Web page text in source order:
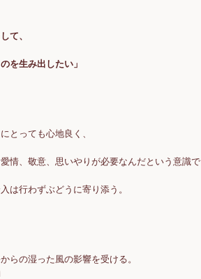
て、
を生み出したい」
とっても心地良く、
情、敬意、思いやりが必要なんだという意識で
は行わずぶどうに寄り添う。
らの湿った風の影響を受ける。